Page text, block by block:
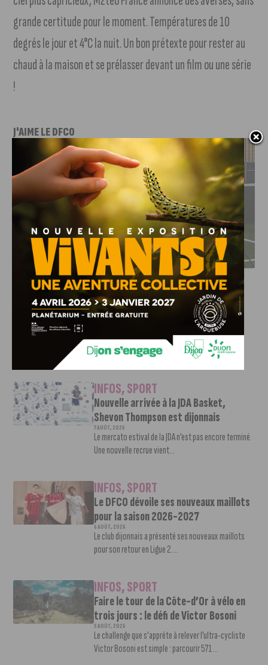
grande certitude pour le moment. Températures de 10
degrés le jour et 4°C la nuit. Un bon prétexte pour rester au
chaud à la maison et se prélasser devant un film ou une série
!
J'AIME LE DFCO
DFCO : RENCONTRE AVEC PIERRE-HENRI DEBALLON,
L’ARTISAN DE LA MONTÉE EN LIGUE 2
INFOS,SPORT
DFCO : Rencontre avec Pierre-Henri
Deballon, l’artisan de la montée en
Ligue 2
Le DFCO est de retour en Ligue 2 après trois ans
d’absence. La saison...
INFOS,SPORT
Nouvelle arrivée à la JDA Basket,
Shevon Thompson est dijonnais
7 AOÛT, 2026
Le mercato estival de la JDA n’est pas encore terminé.
Une nouvelle recrue vient...
INFOS,SPORT
Le DFCO dévoile ses nouveaux maillots
pour la saison 2026-2027
6 AOÛT, 2026
Le club dijonnais a présenté ses nouveaux maillots
pour son retour en Ligue 2....
INFOS,SPORT
Faire le tour de la Côte-d’Or à vélo en
trois jours : le défi de Victor Bosoni
5 AOÛT, 2026
Le challenge que s’apprête à relever l’ultra-cycliste
Victor Bosoni est simple : parcourir 571...